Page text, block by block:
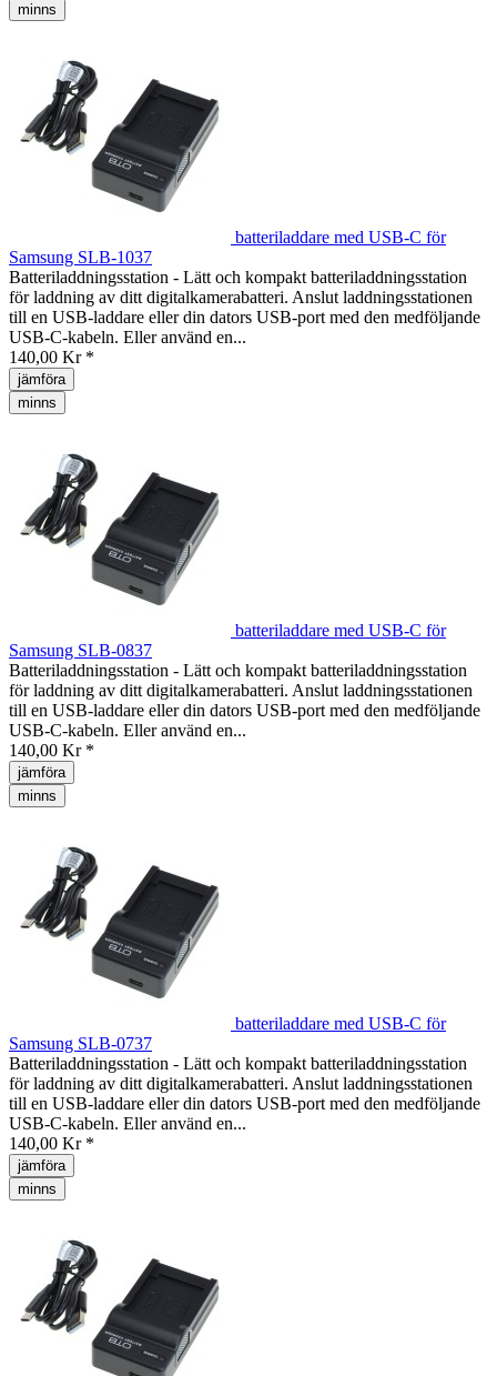
minns
batteriladdare med USB-C för
Samsung SLB-1037
Batteriladdningsstation - Lätt och kompakt batteriladdningsstation
för laddning av ditt digitalkamerabatteri. Anslut laddningsstationen
till en USB-laddare eller din dators USB-port med den medföljande
USB-C-kabeln. Eller använd en...
140,00 Kr *
jämföra
minns
batteriladdare med USB-C för
Samsung SLB-0837
Batteriladdningsstation - Lätt och kompakt batteriladdningsstation
för laddning av ditt digitalkamerabatteri. Anslut laddningsstationen
till en USB-laddare eller din dators USB-port med den medföljande
USB-C-kabeln. Eller använd en...
140,00 Kr *
jämföra
minns
batteriladdare med USB-C för
Samsung SLB-0737
Batteriladdningsstation - Lätt och kompakt batteriladdningsstation
för laddning av ditt digitalkamerabatteri. Anslut laddningsstationen
till en USB-laddare eller din dators USB-port med den medföljande
USB-C-kabeln. Eller använd en...
140,00 Kr *
jämföra
minns